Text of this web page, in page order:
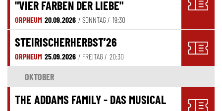
"VIER FARBEN DER LIEBE"
ORPHEUM 20.09.2026 / SONNTAG / 19:30
STEIRISCHERHERBST’26
ORPHEUM 25.09.2026 / FREITAG / 20:30
OKTOBER
THE ADDAMS FAMILY - DAS MUSICAL